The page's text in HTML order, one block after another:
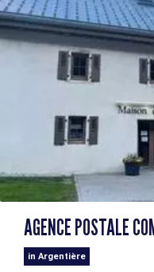
AGENCE POSTALE
in Argentière